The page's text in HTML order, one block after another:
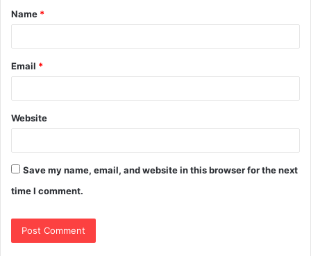
Name *
Email *
Website
Save my name, email, and website in this browser for the next
time I comment.